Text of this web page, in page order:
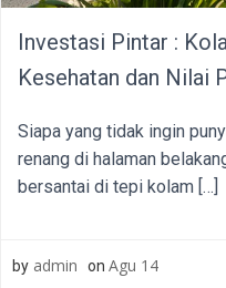
Investasi Pintar :
Kesehatan dan Nilai
Siapa yang tidak ingin
renang di halaman
bersantai di tepi kolam […]
by admin on Agu 14